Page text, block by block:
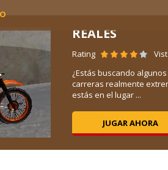
REALES
Rating
¿Estás buscando
carreras realmente
estás en el lugar ...
JUGAR AHORA